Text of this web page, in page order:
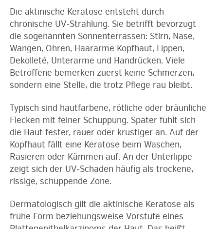
Die aktinische Keratose entsteht durch
chronische UV-Strahlung. Sie betrifft bevorzugt
die sogenannten Sonnenterrassen: Stirn, Nase,
Wangen, Ohren, Haararme Kopfhaut, Lippen,
Dekolleté, Unterarme und Handrücken. Viele
Betroffene bemerken zuerst keine Schmerzen,
sondern eine Stelle, die trotz Pflege rau bleibt.
Typisch sind hautfarbene, rötliche oder bräunliche
Flecken mit feiner Schuppung. Später fühlt sich
die Haut fester, rauer oder krustiger an. Auf der
Kopfhaut fällt eine Keratose beim Waschen,
Rasieren oder Kämmen auf. An der Unterlippe
zeigt sich der UV-Schaden häufig als trockene,
rissige, schuppende Zone.
Dermatologisch gilt die aktinische Keratose als
frühe Form beziehungsweise Vorstufe eines